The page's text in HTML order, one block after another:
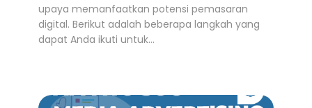
upaya memanfaatkan potensi pemasaran
digital. Berikut adalah beberapa langkah yang
dapat Anda ikuti untuk…